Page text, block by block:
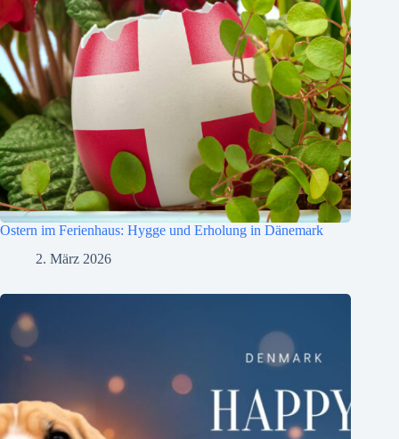
Ostern im Ferienhaus: Hygge und Erholung in Dänemark
2. März 2026